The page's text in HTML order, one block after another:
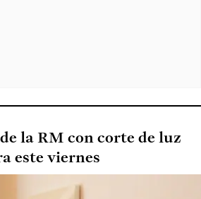
la RM con corte de luz
este viernes